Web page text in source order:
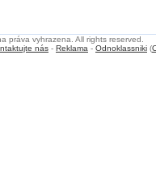
práva vyhrazena. All rights reserved.
nás - Reklama - Odnoklassniki (